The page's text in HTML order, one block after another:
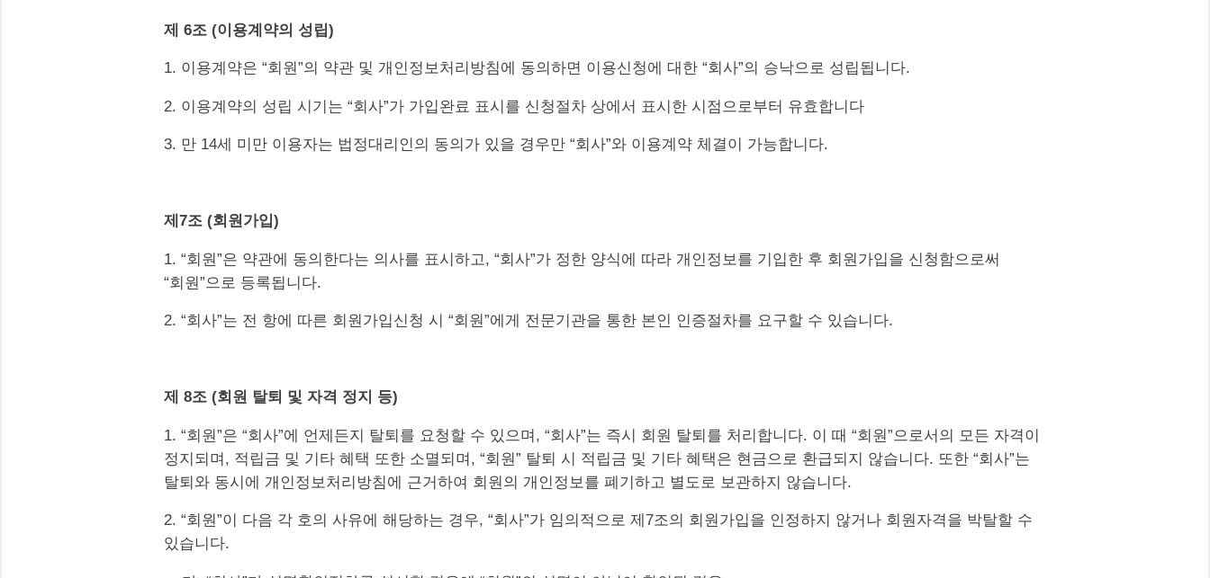
제 6조 (이용계약의 성립)
1. 이용계약은 “회원”의 약관 및 개인정보처리방침에 동의하면 이용신청에 대한 “회사”의 승낙으로 성립됩니다.
2. 이용계약의 성립 시기는 “회사”가 가입완료 표시를 신청절차 상에서 표시한 시점으로부터 유효합니다
3. 만 14세 미만 이용자는 법정대리인의 동의가 있을 경우만 “회사”와 이용계약 체결이 가능합니다.
제7조 (회원가입)
1. “회원”은 약관에 동의한다는 의사를 표시하고, “회사”가 정한 양식에 따라 개인정보를 기입한 후 회원가입을 신청함으로써
“회원”으로 등록됩니다.
2. “회사”는 전 항에 따른 회원가입신청 시 “회원”에게 전문기관을 통한 본인 인증절차를 요구할 수 있습니다.
제 8조 (회원 탈퇴 및 자격 정지 등)
1. “회원”은 “회사”에 언제든지 탈퇴를 요청할 수 있으며, “회사”는 즉시 회원 탈퇴를 처리합니다. 이 때 “회원”으로서의 모든 자격이
정지되며, 적립금 및 기타 혜택 또한 소멸되며, “회원” 탈퇴 시 적립금 및 기타 혜택은 현금으로 환급되지 않습니다. 또한 “회사”는
탈퇴와 동시에 개인정보처리방침에 근거하여 회원의 개인정보를 폐기하고 별도로 보관하지 않습니다.
2. “회원”이 다음 각 호의 사유에 해당하는 경우, “회사”가 임의적으로 제7조의 회원가입을 인정하지 않거나 회원자격을 박탈할 수
있습니다.